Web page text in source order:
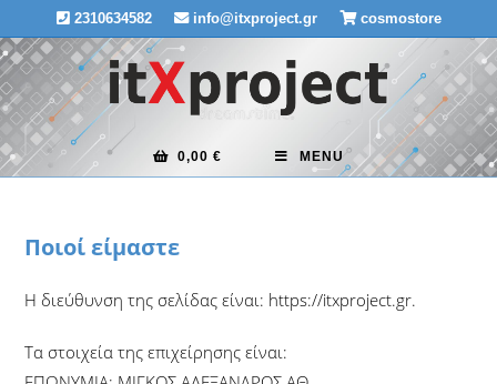
to
content
2310634582 info@itxproject.gr cosmostore
0,00 € MENU
Ποιοί είμαστε
Η διεύθυνση της σελίδας είναι: https://itxproject.gr.
Τα στοιχεία της επιχείρησης είναι: